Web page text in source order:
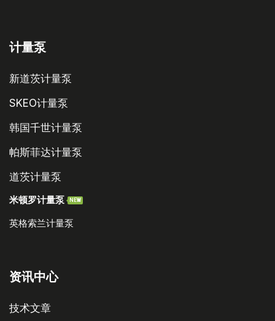
计量泵
新道茨计量泵
SKEO计量泵
韩国千世计量泵
帕斯菲达计量泵
道茨计量泵
米顿罗计量泵 NEW
英格索兰计量泵
资讯中心
技术文章